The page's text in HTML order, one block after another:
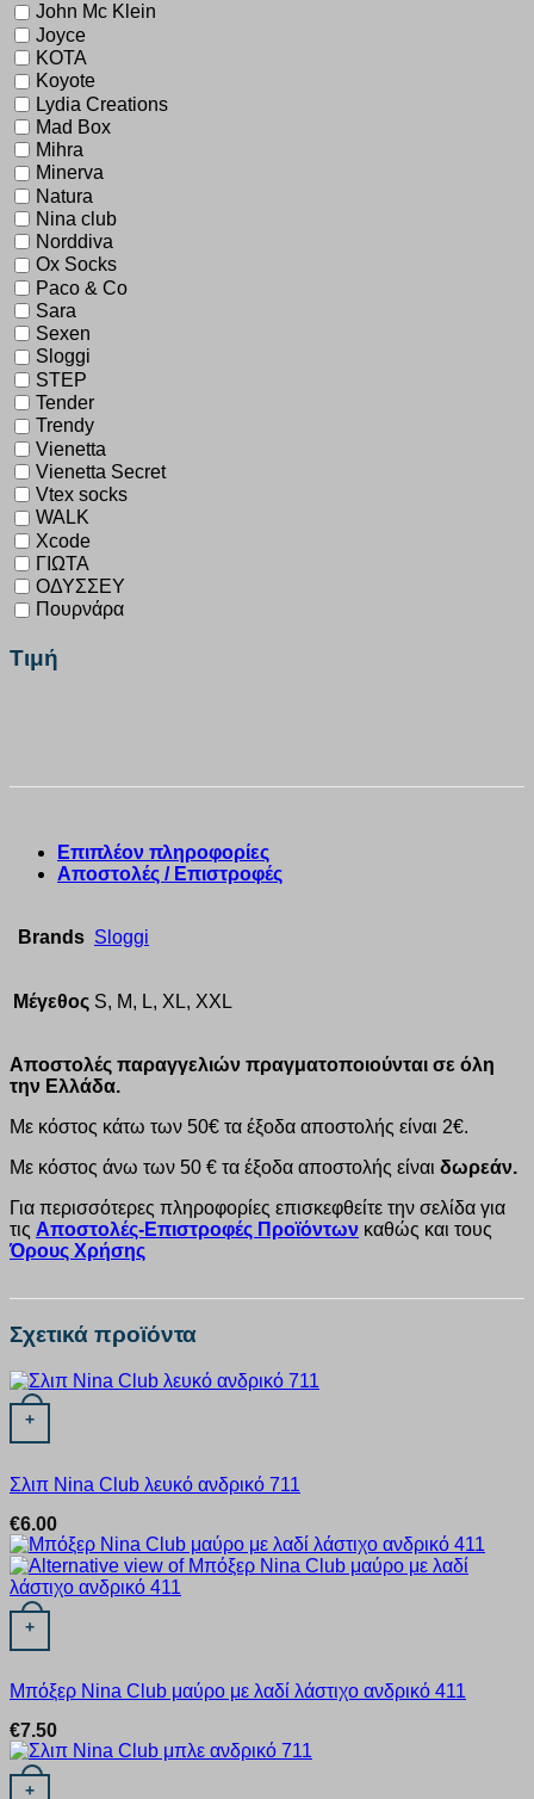
John Mc Klein
Joyce
KOTA
Koyote
Lydia Creations
Mad Box
Mihra
Minerva
Natura
Nina club
Norddiva
Ox Socks
Paco & Co
Sara
Sexen
Sloggi
STEP
Tender
Trendy
Vienetta
Vienetta Secret
Vtex socks
WALK
Xcode
ΓΙΩΤΑ
ΟΔΥΣΣΕΥ
Πουρνάρα
Τιμή
Επιπλέον πληροφορίες
Αποστολές / Επιστροφές
Brands Sloggi
Μέγεθος S, M, L, XL, XXL
Αποστολές παραγγελιών πραγματοποιούνται σε όλη
την Ελλάδα.
Με κόστος κάτω των 50€ τα έξοδα αποστολής είναι 2€.
Με κόστος άνω των 50 € τα έξοδα αποστολής είναι δωρεάν.
Για περισσότερες πληροφορίες επισκεφθείτε την σελίδα για
τις Αποστολές-Επιστροφές Προϊόντων καθώς και τους
Όρους Χρήσης
Σχετικά προϊόντα
+
Αυτό το προϊόν έχει πολλαπλές παραλλαγές. Οι επιλογές
Σλιπ Nina Club λευκό ανδρικό 711
€6.00
+
Αυτό το προϊόν έχει πολλαπλές παραλλαγές. Οι επιλογές
Μπόξερ Nina Club μαύρο με λαδί λάστιχο ανδρικό 411
€7.50
+
Αυτό το προϊόν έχει πολλαπλές παραλλαγές. Οι επιλογές